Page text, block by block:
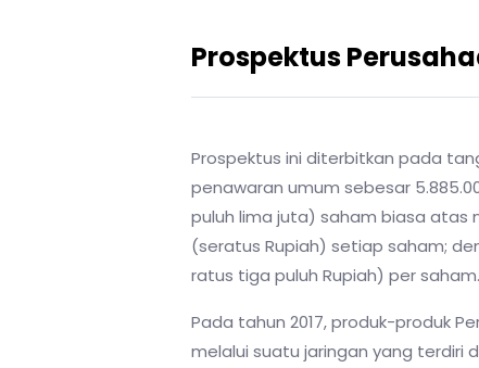
Prospektus
Prospektus ini diterbitkan pada
penawaran umum sebesar
puluh lima juta) saham biasa atas
(seratus Rupiah) setiap saham;
ratus tiga puluh Rupiah) per saham.
Pada tahun 2017, produk-produk
melalui suatu jaringan yang terdiri